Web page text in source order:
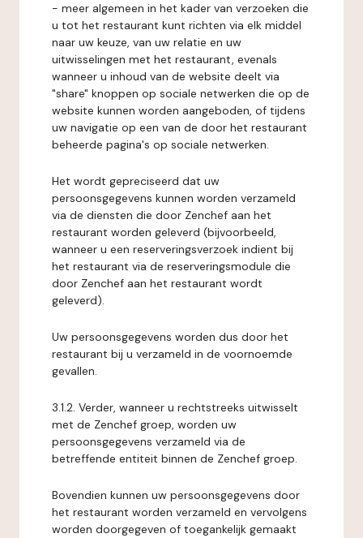
- meer algemeen in het kader van verzoeken die
u tot het restaurant kunt richten via elk middel
naar uw keuze, van uw relatie en uw
uitwisselingen met het restaurant, evenals
wanneer u inhoud van de website deelt via
"share" knoppen op sociale netwerken die op de
website kunnen worden aangeboden, of tijdens
uw navigatie op een van de door het restaurant
beheerde pagina's op sociale netwerken.
Het wordt gepreciseerd dat uw
persoonsgegevens kunnen worden verzameld
via de diensten die door Zenchef aan het
restaurant worden geleverd (bijvoorbeeld,
wanneer u een reserveringsverzoek indient bij
het restaurant via de reserveringsmodule die
door Zenchef aan het restaurant wordt
geleverd).
Uw persoonsgegevens worden dus door het
restaurant bij u verzameld in de voornoemde
gevallen.
3.1.2. Verder, wanneer u rechtstreeks uitwisselt
met de Zenchef groep, worden uw
persoonsgegevens verzameld via de
betreffende entiteit binnen de Zenchef groep.
Bovendien kunnen uw persoonsgegevens door
het restaurant worden verzameld en vervolgens
worden doorgegeven of toegankelijk gemaakt